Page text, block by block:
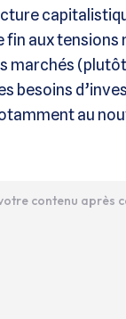
fin aux
marchés
besoins
au
contenu après